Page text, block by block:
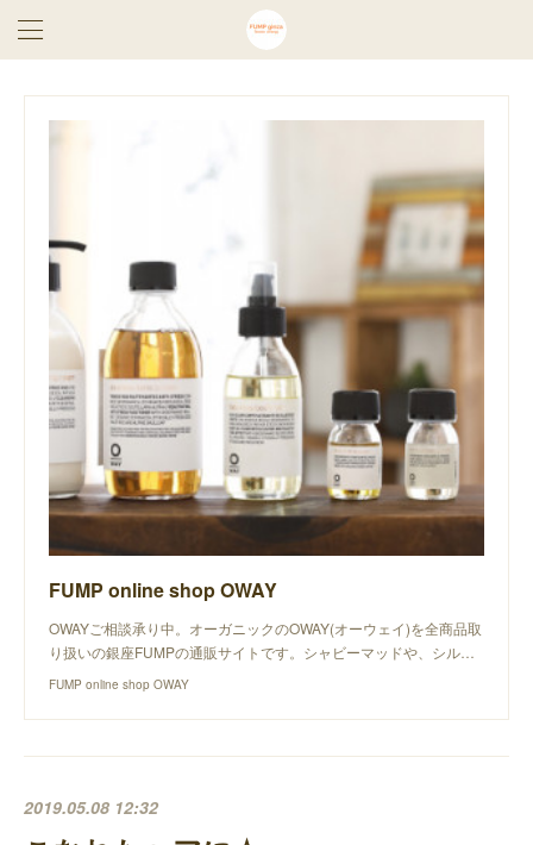
FUMP online shop OWAY
OWAYご相談承り中。オーガニックのOWAY(オーウェイ)を全商品取
り扱いの銀座FUMPの通販サイトです。シャビーマッドや、シル…
FUMP online shop OWAY
2019.05.08 12:32